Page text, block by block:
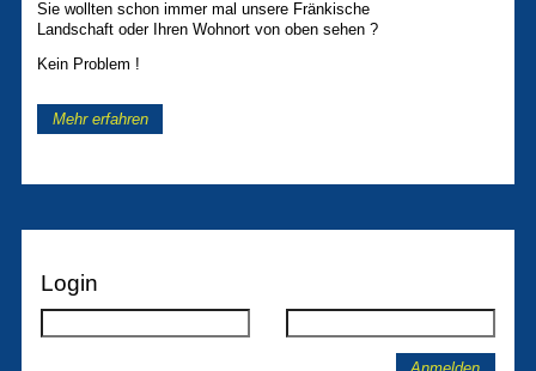
Sie wollten schon immer mal unsere Fränkische
Landschaft oder Ihren Wohnort von oben sehen ?
Kein Problem !
Mehr erfahren
Login